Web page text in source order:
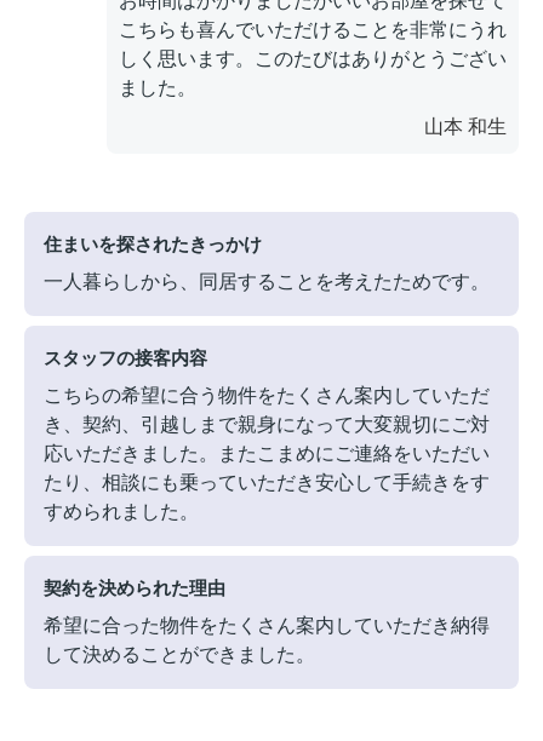
こちらも喜んでいただけることを非常にうれ
しく思います。このたびはありがとうござい
ました。
山本 和生
住まいを探されたきっかけ
一人暮らしから、同居することを考えたためです。
スタッフの接客内容
こちらの希望に合う物件をたくさん案内していただ
き、契約、引越しまで親身になって大変親切にご対
応いただきました。またこまめにご連絡をいただい
たり、相談にも乗っていただき安心して手続きをす
すめられました。
契約を決められた理由
希望に合った物件をたくさん案内していただき納得
して決めることができました。